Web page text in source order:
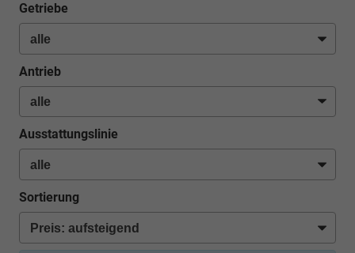
Getriebe
Antrieb
Ausstattungslinie
Sortierung